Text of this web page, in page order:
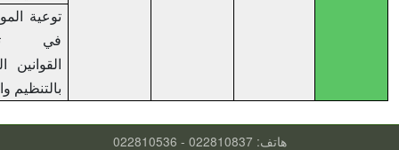
توعية المواطنين
في تطبيق
القوانين الخاصة
بالتنظيم والابنية